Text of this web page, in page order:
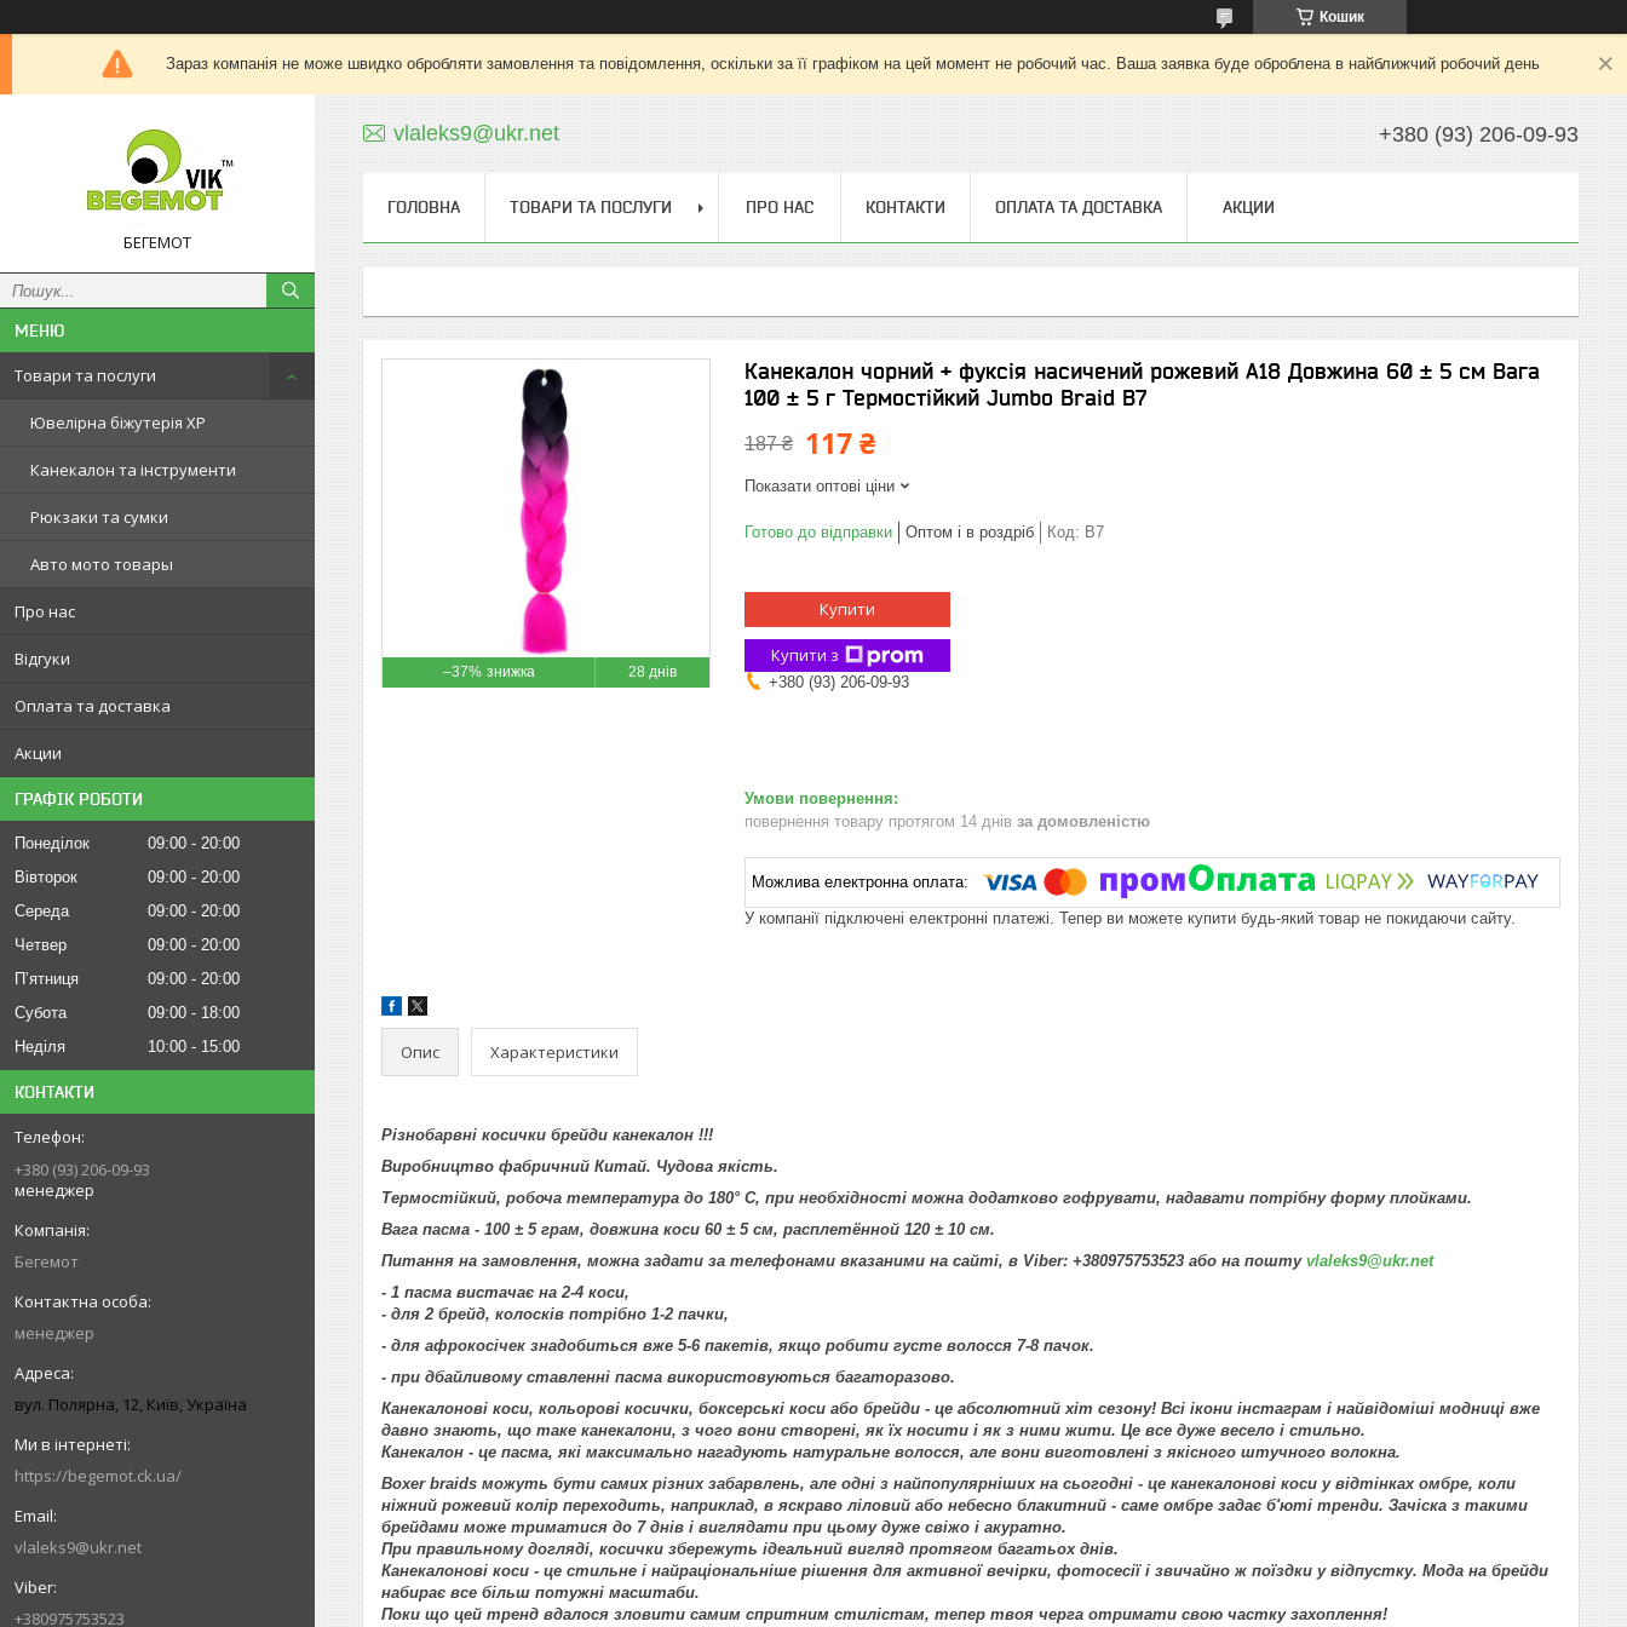
Кошик
Зараз компанія не може швидко обробляти замовлення та повідомлення, оскільки за її графіком на цей момент не робочий час. Ваша заявка буде оброблена в найближчий робочий день
БЕГЕМОТ
Товари та послуги
Ювелірна біжутерія XP
Канекалон та інструменти
Рюкзаки та сумки
Авто мото товары
Про нас
Відгуки
Оплата та доставка
Акции
ГРАФІК РОБОТИ
Понеділок 09:00
20:00
Вівторок
09:00
20:00
Середа
09:00
20:00
Четвер
09:00
20:00
Пʼятниця
09:00
20:00
Субота
09:00
18:00
Неділя
10:00 15:00
КОНТАКТИ
+380 (93) 206-09-93
менеджер
Бегемот
менеджер
вул. Полярна, 12, Київ, Україна
https://begemot.ck.ua/
vlaleks9@ukr.net
+380975753523
vlaleks9@ukr.net +380 (93) 206-09-93
ГОЛОВНА ТОВАРИ ТА ПОСЛУГИ ПРО НАС КОНТАКТИ ОПЛАТА ТА ДОСТАВКА АКЦИИ
–37% 28 днів
Канекалон чорний + фуксія насичений рожевий А18 Довжина 60 ± 5 см Вага
100 ± 5 г Термостійкий Jumbo Braid В7
187 ₴ 117 ₴
Показати оптові ціни
Готово до відправки Оптом і в роздріб Код: В7
Купити
Купити з
+380 (93) 206-09-93
повернення товару протягом 14 днів за домовленістю
У компанії підключені електронні платежі. Тепер ви можете купити будь-який товар не покидаючи сайту.
Опис Характеристики
Різнобарвні косички брейди канекалон !!!
Виробництво фабричний Китай. Чудова якість.
Термостійкий, робоча температура до 180° С, при необхідності можна додатково гофрувати, надавати потрібну форму плойками.
Вага пасма - 100 ± 5 грам, довжина коси 60 ± 5 см, расплетённой 120 ± 10 см.
Питання на замовлення, можна задати за телефонами вказаними на сайті, в Viber: +380975753523 або на пошту vlaleks9@ukr.net
- 1 пасма вистачає на 2-4 коси,
- для 2 брейд, колосків потрібно 1-2 пачки,
- для афрокосічек знадобиться вже 5-6 пакетів, якщо робити густе волосся 7-8 пачок.
- при дбайливому ставленні пасма використовуються багаторазово.
Канекалонові коси, кольорові косички, боксерські коси або брейди - це абсолютний хіт сезону! Всі ікони інстаграм і найвідоміші модниці вже
давно знають, що таке канекалони, з чого вони створені, як їх носити і як з ними жити. Це все дуже весело і стильно.
Канекалон - це пасма, які максимально нагадують натуральне волосся, але вони виготовлені з якісного штучного волокна.
Boxer braids можуть бути самих різних забарвлень, але одні з найпопулярніших на сьогодні - це канекалонові коси у відтінках омбре, коли
ніжний рожевий колір переходить, наприклад, в яскраво ліловий або небесно блакитний - саме омбре задає б'юті тренди. Зачіска з такими
брейдами може триматися до 7 днів і виглядати при цьому дуже свіжо і акуратно.
При правильному догляді, косички збережуть ідеальний вигляд протягом багатьох днів.
Канекалонові коси - це стильне і найраціональніше рішення для активної вечірки, фотосесії і звичайно ж поїздки у відпустку. Мода на брейди
набирає все більш потужні масштаби.
Поки що цей тренд вдалося зловити самим спритним стилістам, тепер твоя черга отримати свою частку захоплення!